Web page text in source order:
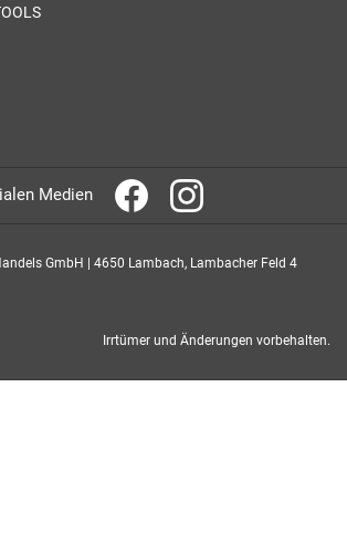
Medien
GmbH | 4650 Lambach, Lambacher Feld 4
Irrtümer und Änderungen vorbehalten.